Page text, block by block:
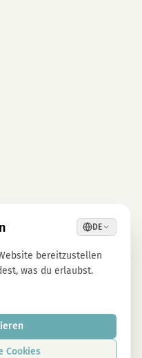
DE
bereitzustellen
was du erlaubst.
Cookies